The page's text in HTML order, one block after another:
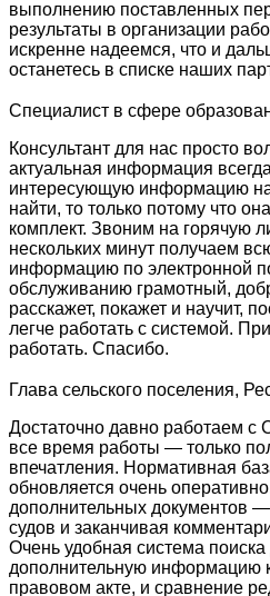
выполнению поставленных
результаты в организации
искренне надеемся, что и
останетесь в списке наших
Специалист в сфере
Консультант для нас просто
актуальная информация
интересующую информацию
найти, то только потому что
комплект. Звоним на горячую
нескольких минут получаем
информацию по электронной
обслуживанию грамотный,
расскажет, покажет и научит,
легче работать с системой.
работать. Спасибо.
Глава сельского поселения,
Достаточно давно работаем
все время работы — только
впечатления. Нормативная
обновляется очень
дополнительных документов
судов и заканчивая
Очень удобная система
дополнительную информацию
правовом акте, и сравнение